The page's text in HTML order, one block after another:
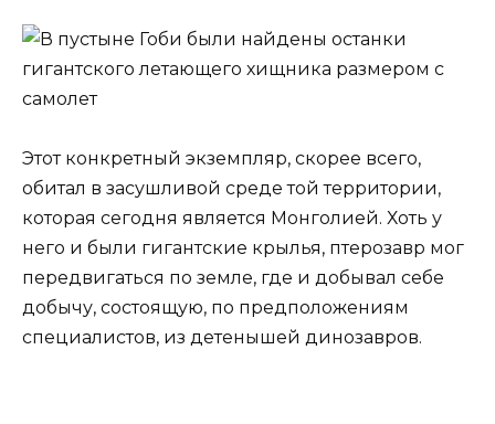
Этот конкретный экземпляр, скорее всего,
обитал в засушливой среде той территории,
которая сегодня является Монголией. Хоть у
него и были гигантские крылья, птерозавр мог
передвигаться по земле, где и добывал себе
добычу, состоящую, по предположениям
специалистов, из детенышей динозавров.